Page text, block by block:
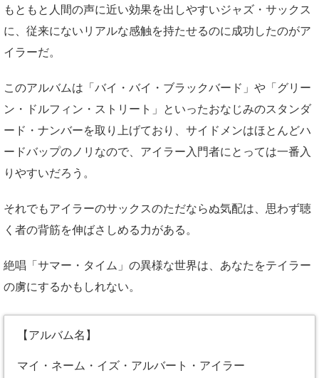
もともと人間の声に近い効果を出しやすいジャズ・サックス
に、従来にないリアルな感触を持たせるのに成功したのがア
イラーだ。
このアルバムは「バイ・バイ・ブラックバード」や「グリー
ン・ドルフィン・ストリート」といったおなじみのスタンダ
ード・ナンバーを取り上げており、サイドメンはほとんどハ
ードバップのノリなので、アイラー入門者にとっては一番入
りやすいだろう。
それでもアイラーのサックスのただならぬ気配は、思わず聴
く者の背筋を伸ばさしめる力がある。
絶唱「サマー・タイム」の異様な世界は、あなたをテイラー
の虜にするかもしれない。
【アルバム名】
マイ・ネーム・イズ・アルバート・アイラー